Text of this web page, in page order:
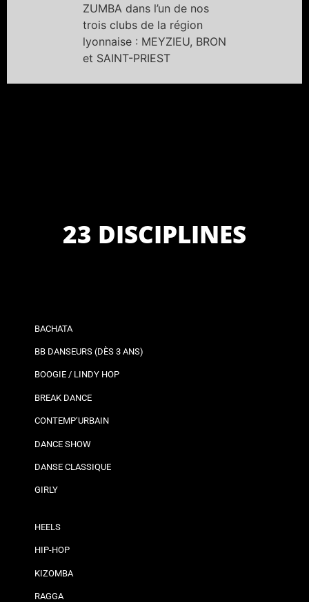
ZUMBA dans l’un de nos
trois clubs de la région
lyonnaise : MEYZIEU, BRON
et SAINT-PRIEST
23 DISCIPLINES
BACHATA
BB DANSEURS (DÈS 3 ANS)
BOOGIE / LINDY HOP
BREAK DANCE
CONTEMP’URBAIN
DANCE SHOW
DANSE CLASSIQUE
GIRLY
HEELS
HIP-HOP
KIZOMBA
RAGGA